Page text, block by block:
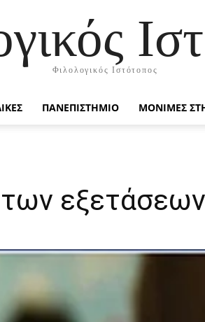
Φιλολογικός Ιστότοπος
ΠΑΝΕΠΙΣΤΗΜΙΟ ΜΟΝΙΜΕΣ
εξετάσεων